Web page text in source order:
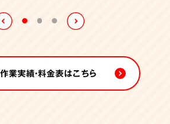
業実績・料金表はこちら